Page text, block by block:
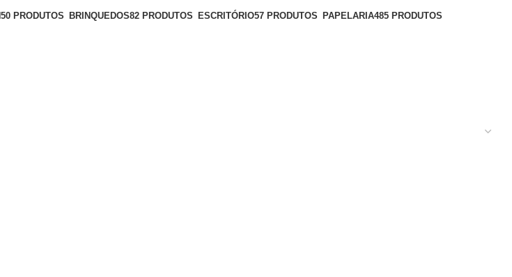
50 PRODUTOS BRINQUEDOS82 PRODUTOS ESCRITÓRIO57 PRODUTOS PAPELARIA485 PRODUTOS